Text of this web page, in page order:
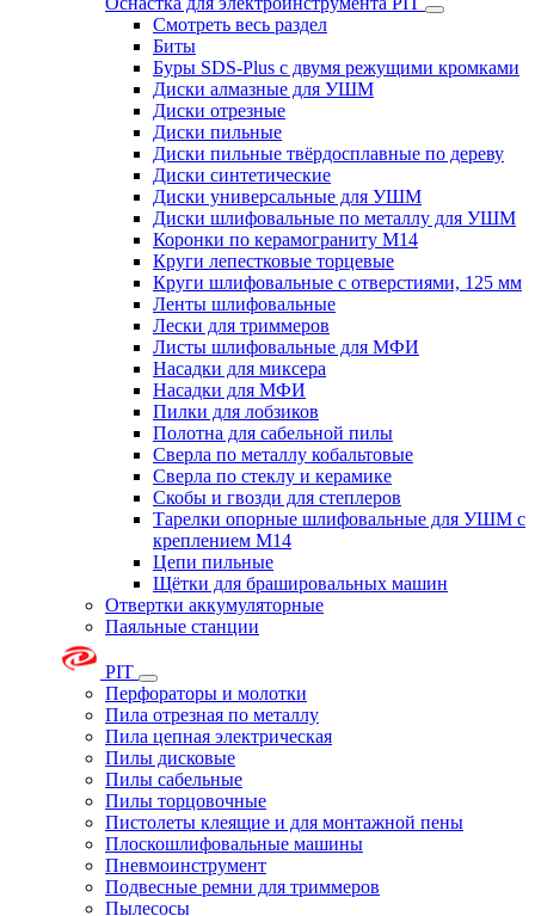
Смотреть весь раздел
Биты
Буры SDS-Plus c двумя режущими кромками
Диски алмазные для УШМ
Диски отрезные
Диски пильные
Диски пильные твёрдосплавные по дереву
Диски синтетические
Диски универсальные для УШМ
Диски шлифовальные по металлу для УШМ
Коронки по керамограниту M14
Круги лепестковые торцевые
Круги шлифовальные с отверстиями, 125 мм
Ленты шлифовальные
Лески для триммеров
Листы шлифовальные для МФИ
Насадки для миксера
Насадки для МФИ
Пилки для лобзиков
Полотна для сабельной пилы
Сверла по металлу кобальтовые
Сверла по стеклу и керамике
Скобы и гвозди для степлеров
Тарелки опорные шлифовальные для УШМ с
креплением М14
Цепи пильные
Щётки для брашировальных машин
Отвертки аккумуляторные
Паяльные станции
PIT
Перфораторы и молотки
Пила отрезная по металлу
Пила цепная электрическая
Пилы дисковые
Пилы сабельные
Пилы торцовочные
Пистолеты клеящие и для монтажной пены
Плоскошлифовальные машины
Пневмоинструмент
Подвесные ремни для триммеров
Пылесосы